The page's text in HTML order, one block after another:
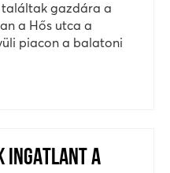
gazdára a
a Hős utca a
piacon a balatoni
INGATLANT A